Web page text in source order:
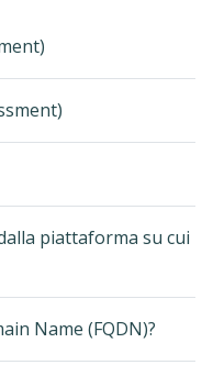
piattaforma su cui
Name (FQDN)?